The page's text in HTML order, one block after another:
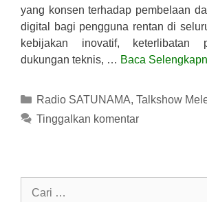
yang konsen terhadap pembelaan
digital bagi pengguna rentan di
kebijakan inovatif, keterlibatan
dukungan teknis, … Baca
Kategori
Radio SATUNAMA, Talkshow
Tinggalkan komentar